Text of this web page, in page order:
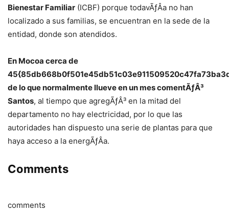
Bienestar Familiar (ICBF) porque todavÃƒÂ­a no han
localizado a sus familias, se encuentran en la sede de la
entidad, donde son atendidos.
En Mocoa cerca de
de lo que normalmente llueve en un mes comentÃƒÂ³
Santos, al tiempo que agregÃƒÂ³ en la mitad del
departamento no hay electricidad, por lo que las
autoridades han dispuesto una serie de plantas para que
haya acceso a la energÃƒÂ­a.
Comments
comments